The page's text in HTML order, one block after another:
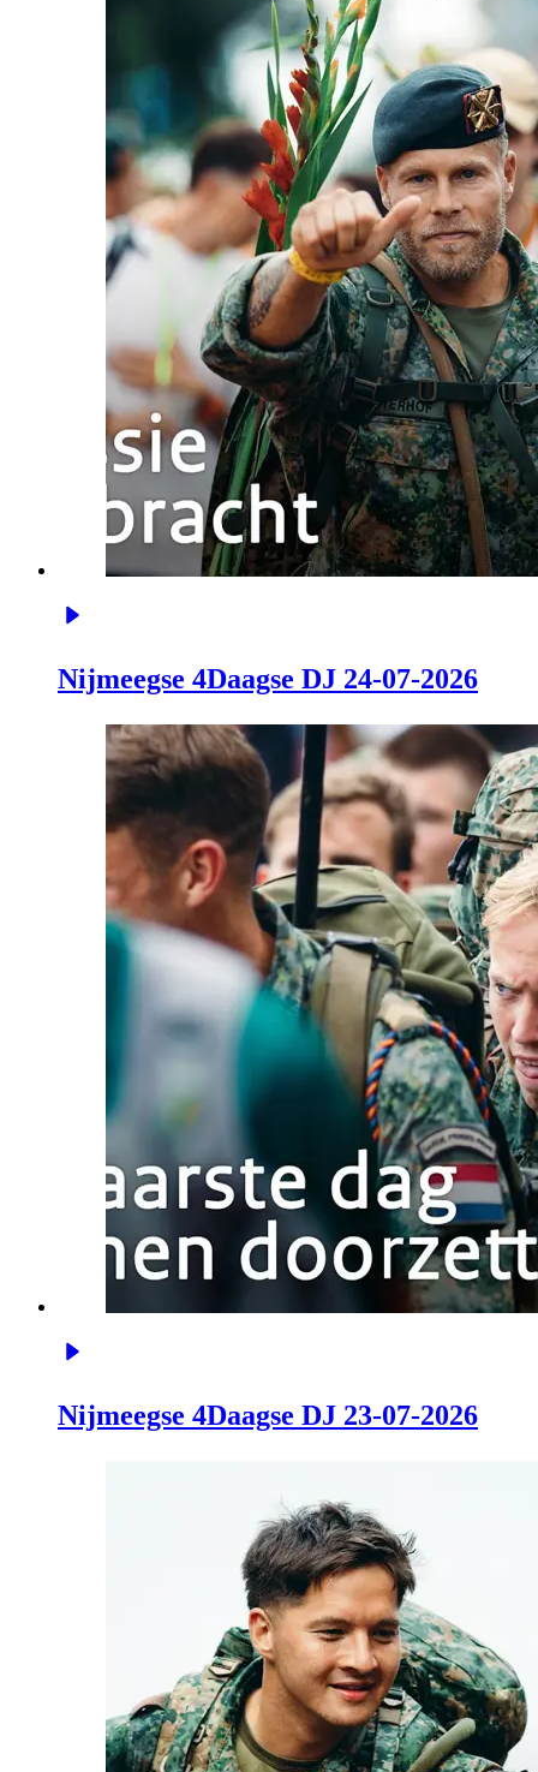
Nijmeegse 4Daagse DJ 24-07-2026
Nijmeegse 4Daagse DJ 23-07-2026